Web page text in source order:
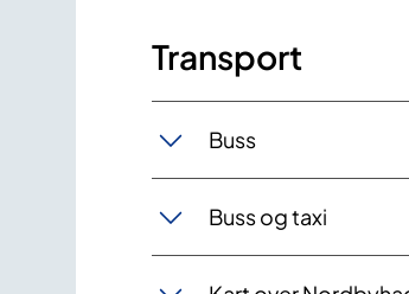
Transport
Buss
Buss og taxi